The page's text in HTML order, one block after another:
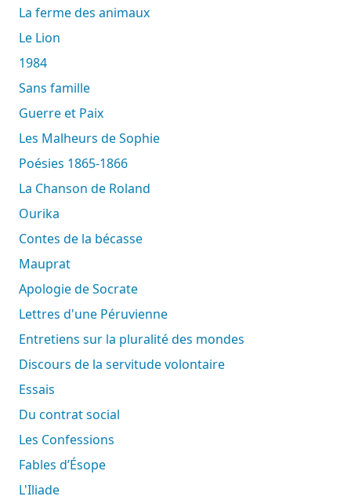
La ferme des animaux
Le Lion
1984
Sans famille
Guerre et Paix
Les Malheurs de Sophie
Poésies 1865-1866
La Chanson de Roland
Ourika
Contes de la bécasse
Mauprat
Apologie de Socrate
Lettres d'une Péruvienne
Entretiens sur la pluralité des mondes
Discours de la servitude volontaire
Essais
Du contrat social
Les Confessions
Fables d’Ésope
L'Iliade